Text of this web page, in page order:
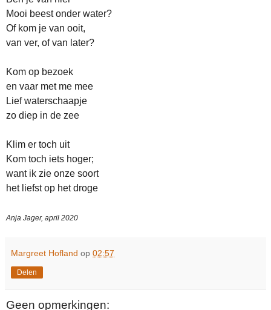
Mooi beest onder water?
Of kom je van ooit,
van ver, of van later?
Kom op bezoek
en vaar met me mee
Lief waterschaapje
zo diep in de zee
Klim er toch uit
Kom toch iets hoger;
want ik zie onze soort
het liefst op het droge
Anja Jager, april 2020
Margreet Hofland op 02:57
Delen
Geen opmerkingen: